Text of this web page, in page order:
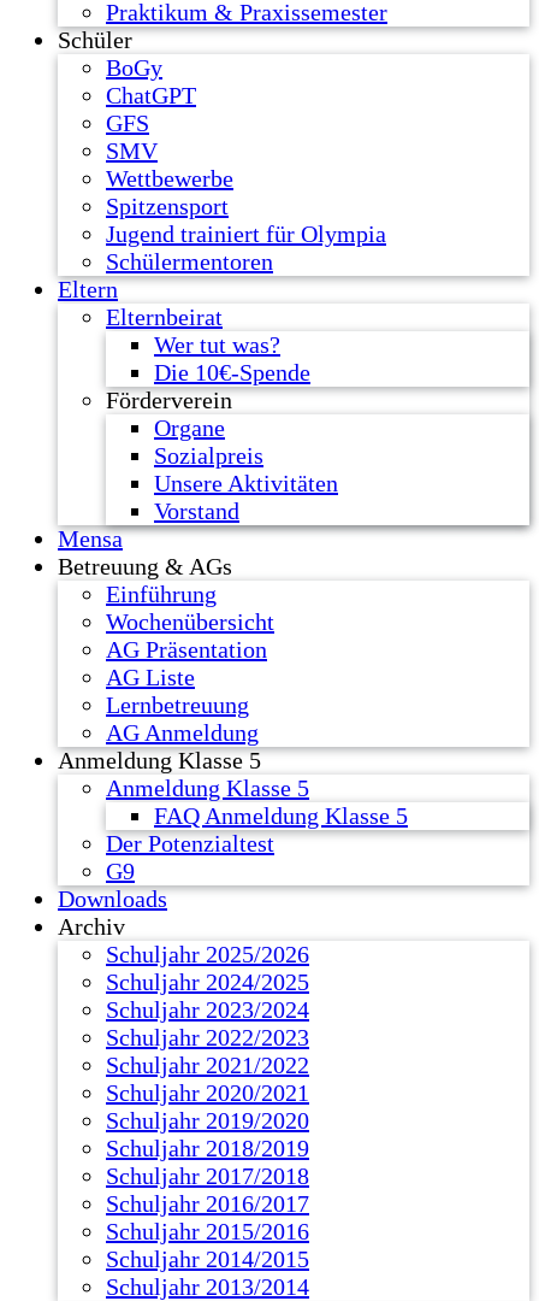
Praktikum & Praxissemester
Schüler
BoGy
ChatGPT
GFS
SMV
Wettbewerbe
Spitzensport
Jugend trainiert für Olympia
Schülermentoren
Eltern
Elternbeirat
Wer tut was?
Die 10€-Spende
Förderverein
Organe
Sozialpreis
Unsere Aktivitäten
Vorstand
Mensa
Betreuung & AGs
Einführung
Wochenübersicht
AG Präsentation
AG Liste
Lernbetreuung
AG Anmeldung
Anmeldung Klasse 5
Anmeldung Klasse 5
FAQ Anmeldung Klasse 5
Der Potenzialtest
G9
Downloads
Archiv
Schuljahr 2025/2026
Schuljahr 2024/2025
Schuljahr 2023/2024
Schuljahr 2022/2023
Schuljahr 2021/2022
Schuljahr 2020/2021
Schuljahr 2019/2020
Schuljahr 2018/2019
Schuljahr 2017/2018
Schuljahr 2016/2017
Schuljahr 2015/2016
Schuljahr 2014/2015
Schuljahr 2013/2014